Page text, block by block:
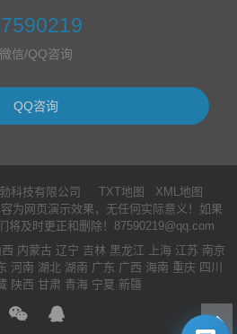
微信/QQ咨询
QQ咨询
科技有限公司 TXT地图
XML地图
为网页演示效果，无任何实际意义！如果
将及时更正和删除！87590219@qq.com
内蒙古 辽宁 吉林 黑龙江 上海 江苏 南京
河南 湖北 湖南 广东 广西 海南 重庆 四川
陕西 甘肃 青海 宁夏 新疆